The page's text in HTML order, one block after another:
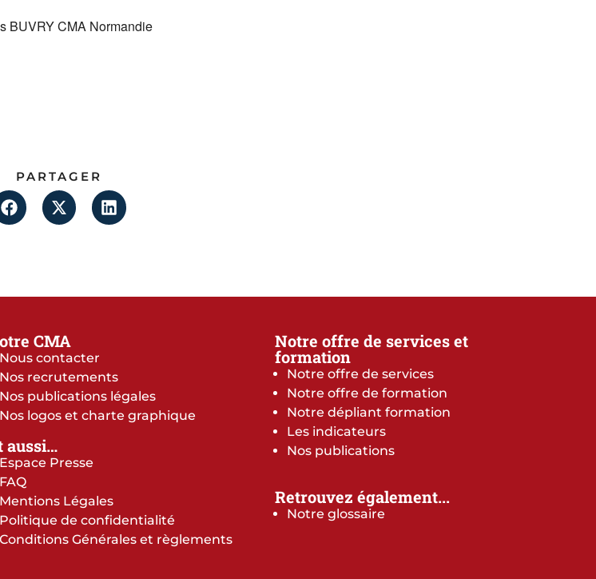
BUVRY CMA Normandie
PARTAGER
CMA
Nous contacter
Nos recrutements
Nos publications légales
Nos logos et charte graphique
aussi…
Espace Presse
FAQ
Mentions Légales
Politique de confidentialité
Conditions Générales et règlements
Notre offre de services et
formation
Notre offre de services
Notre offre de formation
Notre dépliant formation
Les indicateurs
Nos publications
Retrouvez également...
Notre glossaire